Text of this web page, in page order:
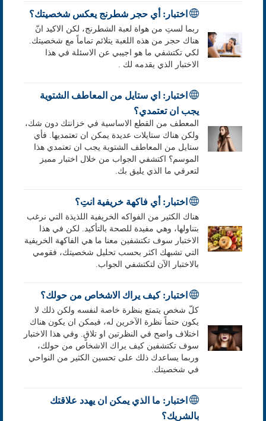
اختبار: أي حجر شطرنج يعكس شخصيتك؟
ربما لستِ من هواة لعبة الشطرنج، لكن الاكيد انّ
هناك حجر من هذه اللعبة يتلائم تماماً مع شخصيتك.
لكي تكتشفي ما هو اجيبي عن الاسئلة في هذا
الاختبار الذي يقدمه لك .
اختبار: اي ستايل من المعاطف الشتوية
يجب ان تعتمدي؟
المعطف من القطع الاساسية في خزانتك دون شك،
ولكن هناك ستايلات عديدة يمكن ان تعتمديها. فأي
ستايل من المعاطف الشتوية يجب ان تعتمدي هذا
الموسم؟ اكتشفي الجواب من خلال اختبار مميز
لتعرفي ما الذي يليق بك.
اختبار: أي فاكهة خريفية انتِ؟
هناك الكثير من الفواكه الخريفية اللذيذة التي نرغب
بتناولها، وهي مفيدة للصحة بالتأكيد. لكن في هذا
الاختبار سوف تكتشفين معنا ما هي الفاكهة الخريفية
التي تشبهك اكثر بحسب تحليل شخصيتك، فقومي
بالاختبار الآن لتكتشفي الجواب.
اختبار: كيف يراك الاشخاص من حولك؟
كلّ شخص يتمتع بنظرة خاصة لنفسه ولكن ذلك لا
يكون حتماً نظرة الآخرين له، فيمكن ان يكون هناك
اختلاف واضح في النظرتين او تلاقٍ. وفي هذا الاختبار
سوف تكتشفين كيف يراك الاشخاص من حولك،
وربما يساعدك ذلك على تحسين الكثير من النواحي
في شخصيتك.
اختبار: ما الذي يمكن ان يهدد علاقتك
بالشريك؟